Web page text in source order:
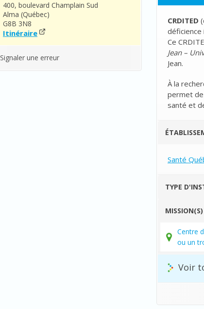
400, boulevard Champlain Sud
Alma (Québec)
G8B 3N8
Itinéraire
Signaler une erreur
CRDITED (
déficience
Ce
Jean –
Jean.
À la
permet
santé et
Santé
TYPE
Centre
ou un
Voir